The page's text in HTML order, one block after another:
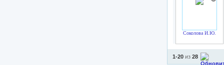
Соколова И.Ю.
1-20 из 28